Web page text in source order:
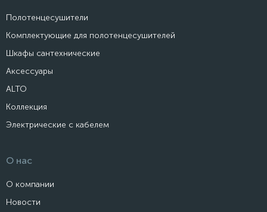
Полотенцесушители
Комплектующие для полотенцесушителей
Шкафы сантехнические
Аксессуары
ALTO
Коллекция
Электрические с кабелем
О нас
О компании
Новости